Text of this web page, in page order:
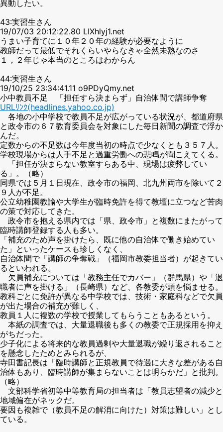
異動したい。
43:実習生さん
19/07/03 20:12:22.80 LIXhlyj1.net
うまい子育てに１０年２０年の経験が必要なように
教師だって最低でそれくらいやらなきゃ全然未熟なのさ
１，２年じゃ本当のところはわからん
44:実習生さん
19/10/25 23:34:41.11 o9PDyQmy.net
小中教員不足 「担任すら決まらず」自治体間で講師争奪
URLﾘﾝｸ(headlines.yahoo.co.jp)
各地の小中学校で教員不足が広がっている状況が、都道府県
と政令市の６７教育委員会を対象にした毎日新聞の調査で浮か
んだ。
定数からの不足数は今年度当初の時点で少なくとも３５７人。
学校現場からは人手不足と過重労働への悲鳴が聞こえてくる。
「担任が決まらない教室すらある中、現場は疲弊してい
る」。（略）
同県では５月１日現在、政令市の福岡、北九州両市を除いて２
９人が不足。
公立幼稚園教諭や大学生が臨時免許を得て教壇に立つなど苦肉
の策で対応してきた。
政令市を抱える県内では「県、政令市」と複数にまたがって
臨時講師登録する人も多い。
「補充のため声を掛けたら、既に他の自治体で働き始めてい
た」といったケースも珍しくなく、
自治体間で「講師の争奪戦」（福岡市教委担当者）が起きてい
るといわれる。
欠員補充については「教務主任でカバー」（群馬県）や「退
職者に声を掛ける」（長崎県）など、各教委が頭を悩ませる。
教科ごとに免許が異なる中学校では、技術・家庭科などで欠員
が出た場合の補充が難しく、
教員１人に複数の学校で授業してもらうこともあるという。
本紙の調査では、大量退職後も多くの教委で正規採用を抑え
がちだった。
少子化による将来的な教員過剰や大量退職が繰り返されること
を懸念したためとみられるが、
寺田書記長は「臨時講師と正規教員で待遇に大きな差がある自
治体もあり、臨時講師が集まらないことは明らかだ」と批判。
（略）
文部科学省初等中等教育局の担当者は「教員志望者の減少と
地域偏在がネックだ。
要因も複雑で（教員不足の解消に向けた）対策は難しい」とし
ている。